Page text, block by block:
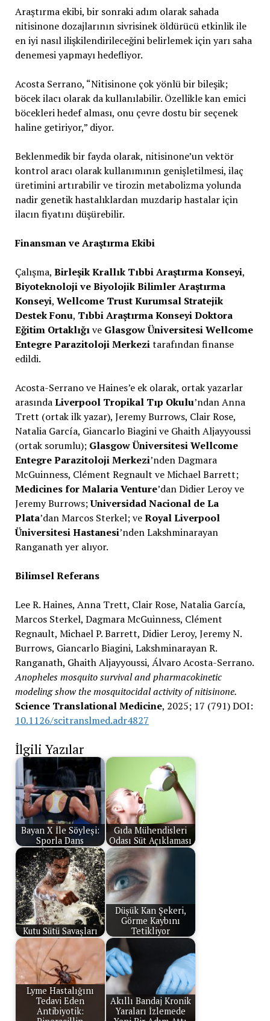
Araştırma ekibi, bir sonraki adım olarak sahada
nitisinone dozajlarının sivrisinek öldürücü etkinlik ile
en iyi nasıl ilişkilendirileceğini belirlemek için yarı saha
denemesi yapmayı hedefliyor.
Acosta Serrano, “Nitisinone çok yönlü bir bileşik;
böcek ilacı olarak da kullanılabilir. Özellikle kan emici
böcekleri hedef alması, onu çevre dostu bir seçenek
haline getiriyor,” diyor.
Beklenmedik bir fayda olarak, nitisinone’un vektör
kontrol aracı olarak kullanımının genişletilmesi, ilaç
üretimini artırabilir ve tirozin metabolizma yolunda
nadir genetik hastalıklardan muzdarip hastalar için
ilacın fiyatını düşürebilir.
Finansman ve Araştırma Ekibi
Çalışma, Birleşik Krallık Tıbbi Araştırma Konseyi,
Biyoteknoloji ve Biyolojik Bilimler Araştırma
Konseyi, Wellcome Trust Kurumsal Stratejik
Destek Fonu, Tıbbi Araştırma Konseyi Doktora
Eğitim Ortaklığıve Glasgow Üniversitesi Wellcome
Entegre Parazitoloji Merkezitarafından finanse
edildi.
Acosta-Serrano ve Haines’e ek olarak, ortak yazarlar
arasındaLiverpool Tropikal Tıp Okulu’ndan Anna
Trett (ortak ilk yazar), Jeremy Burrows, Clair Rose,
Natalia García, Giancarlo Biagini ve Ghaith Aljayyoussi
(ortak sorumlu); Glasgow Üniversitesi Wellcome
Entegre Parazitoloji Merkezi’nden Dagmara
McGuinness, Clément Regnault ve Michael Barrett;
Medicines for Malaria Venture’dan Didier Leroy ve
Jeremy Burrows;Universidad Nacional de La
Plata’dan Marcos Sterkel; veRoyal Liverpool
Üniversitesi Hastanesi’nden Lakshminarayan
Ranganath yer alıyor.
Bilimsel Referans
Lee R. Haines, Anna Trett, Clair Rose, Natalia García,
Marcos Sterkel, Dagmara McGuinness, Clément
Regnault, Michael P. Barrett, Didier Leroy, Jeremy N.
Burrows, Giancarlo Biagini, Lakshminarayan R.
Ranganath, Ghaith Aljayyoussi, Álvaro Acosta-Serrano.
Anopheles mosquito survival and pharmacokinetic
modeling show the mosquitocidal activity of nitisinone.
Science Translational Medicine, 2025; 17 (791) DOI:
10.1126/scitranslmed.adr4827
İlgili Yazılar
Bayan X İle Söyleşi:
Sporla Dans
Gıda Mühendisleri
Odası Süt Açıklaması
Kutu Sütü Savaşları
Düşük Kan Şekeri,
Görme Kaybını
Tetikliyor
Lyme Hastalığını
Tedavi Eden
Antibiyotik:
Akıllı Bandaj Kronik
Yaraları İzlemede